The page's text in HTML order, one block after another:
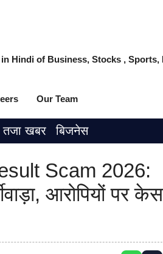
Hindi of Business, Stocks ,
Our Team
तजा खबर बिजनेस
Scam 2026:
आरोपियों पर केस